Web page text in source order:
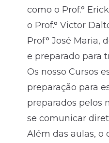
como o Prof.°
o Prof.° Victor
Prof° José Maria,
e preparado para
Os nosso Cursos
preparação para
preparados pelos
se comunicar
Além das aulas, o